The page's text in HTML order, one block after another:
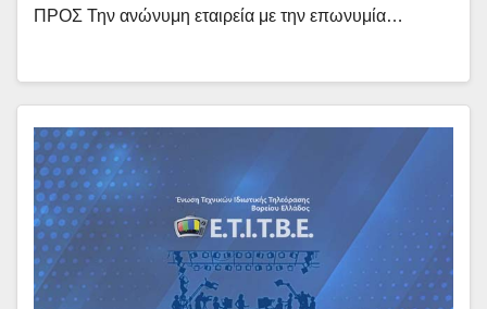
ΠΡΟΣ Την ανώνυμη εταιρεία με την επωνυμία…